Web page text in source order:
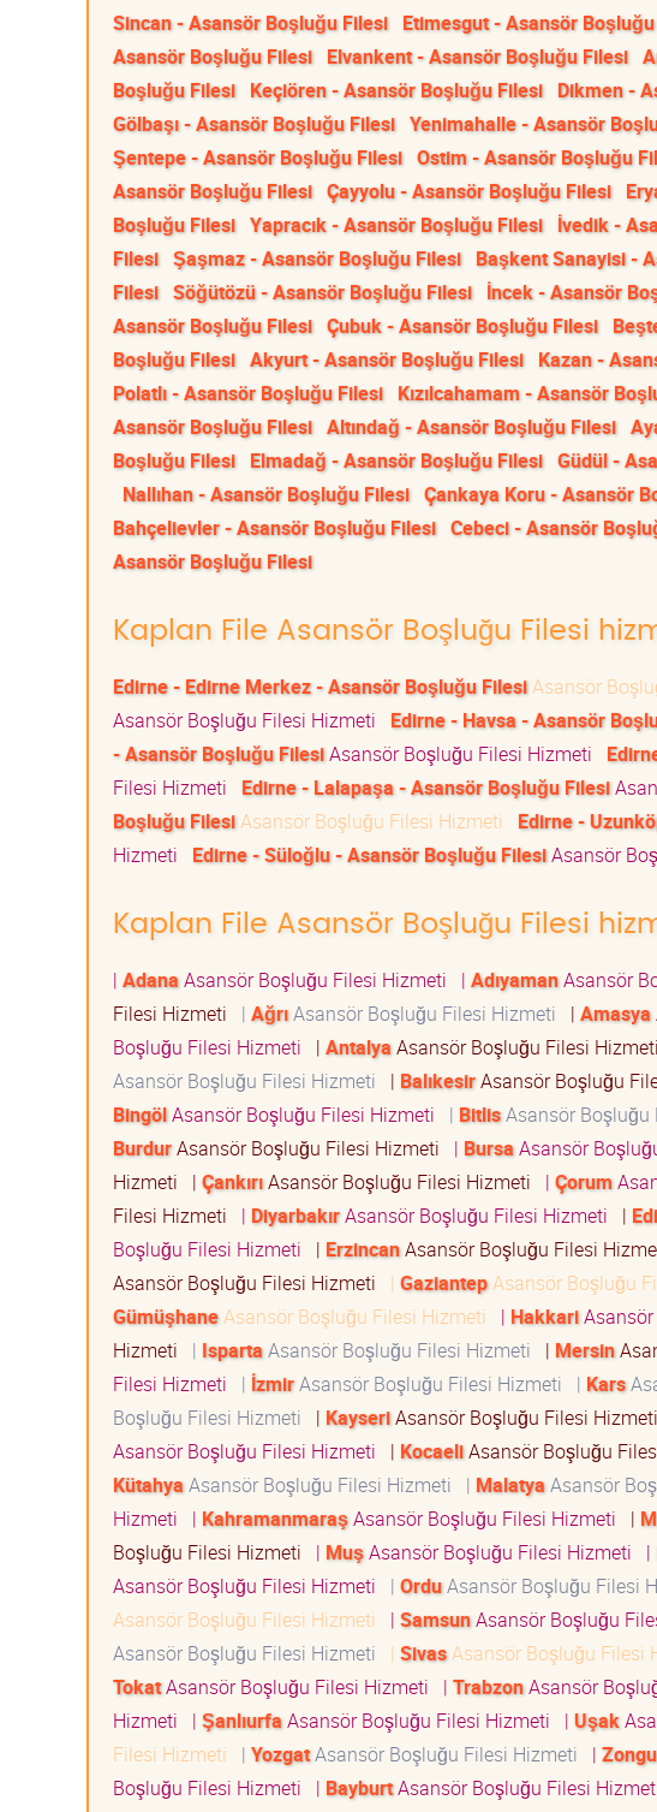
Sincan - Asansör Boşluğu Filesi Etimesgut - Asansör
Asansör Boşluğu Filesi Elvankent - Asansör Boşluğu Filesi
Boşluğu Filesi Keçiören - Asansör Boşluğu Filesi Dikmen -
Gölbaşı - Asansör Boşluğu Filesi Yenimahalle - Asansör
Şentepe - Asansör Boşluğu Filesi Ostim - Asansör Boşluğu
Asansör Boşluğu Filesi Çayyolu - Asansör Boşluğu Filesi
Boşluğu Filesi Yapracık - Asansör Boşluğu Filesi İvedik -
Filesi Şaşmaz - Asansör Boşluğu Filesi Başkent Sanayisi -
Filesi Söğütözü - Asansör Boşluğu Filesi İncek - Asansör
Asansör Boşluğu Filesi Çubuk - Asansör Boşluğu Filesi
Boşluğu Filesi Akyurt - Asansör Boşluğu Filesi Kazan -
Polatlı - Asansör Boşluğu Filesi Kızılcahamam - Asansör
Asansör Boşluğu Filesi Altındağ - Asansör Boşluğu Filesi
Boşluğu Filesi Elmadağ - Asansör Boşluğu Filesi Güdül -
Nallıhan - Asansör Boşluğu Filesi Çankaya Koru - Asansör
Bahçelievler - Asansör Boşluğu Filesi Cebeci - Asansör
Asansör Boşluğu Filesi
Kaplan File Asansör Boşluğu Filesi
Edirne - Edirne Merkez - Asansör Boşluğu FilesiAsansör
Asansör Boşluğu Filesi Hizmeti
Edirne - Havsa - Asansör
- Asansör Boşluğu FilesiAsansör Boşluğu Filesi Hizmeti
Filesi Hizmeti
Edirne - Lalapaşa - Asansör Boşluğu Filesi
Boşluğu FilesiAsansör Boşluğu Filesi Hizmeti Edirne -
Hizmeti
Edirne - Süloğlu - Asansör Boşluğu FilesiAsansör
Kaplan File Asansör Boşluğu Filesi
| AdanaAsansör Boşluğu Filesi Hizmeti | AdıyamanAsansör
Filesi Hizmeti
| AğrıAsansör Boşluğu Filesi Hizmeti | Amasya
Boşluğu Filesi Hizmeti
| AntalyaAsansör Boşluğu Filesi Hizmeti
Asansör Boşluğu Filesi Hizmeti
| BalıkesirAsansör Boşluğu
BingölAsansör Boşluğu Filesi Hizmeti | BitlisAsansör Boşluğu
BurdurAsansör Boşluğu Filesi Hizmeti | BursaAsansör
Hizmeti
| ÇankırıAsansör Boşluğu Filesi Hizmeti | Çorum
Filesi Hizmeti
| DiyarbakırAsansör Boşluğu Filesi Hizmeti |
Boşluğu Filesi Hizmeti
| ErzincanAsansör Boşluğu Filesi
Asansör Boşluğu Filesi Hizmeti
| GaziantepAsansör Boşluğu
GümüşhaneAsansör Boşluğu Filesi Hizmeti | HakkariAsansör
Hizmeti
| IspartaAsansör Boşluğu Filesi Hizmeti | Mersin
Filesi Hizmeti
| İzmirAsansör Boşluğu Filesi Hizmeti | Kars
Boşluğu Filesi Hizmeti
| KayseriAsansör Boşluğu Filesi Hizmeti
Asansör Boşluğu Filesi Hizmeti
| KocaeliAsansör Boşluğu
KütahyaAsansör Boşluğu Filesi Hizmeti | MalatyaAsansör
Hizmeti
| KahramanmaraşAsansör Boşluğu Filesi Hizmeti |
Boşluğu Filesi Hizmeti
| MuşAsansör Boşluğu Filesi Hizmeti |
Asansör Boşluğu Filesi Hizmeti
| OrduAsansör Boşluğu Filesi
Asansör Boşluğu Filesi Hizmeti
| SamsunAsansör Boşluğu
Asansör Boşluğu Filesi Hizmeti
| SivasAsansör Boşluğu Filesi
TokatAsansör Boşluğu Filesi Hizmeti | TrabzonAsansör
Hizmeti
| ŞanlıurfaAsansör Boşluğu Filesi Hizmeti | Uşak
Filesi Hizmeti
| YozgatAsansör Boşluğu Filesi Hizmeti |
Boşluğu Filesi Hizmeti
| BayburtAsansör Boşluğu Filesi